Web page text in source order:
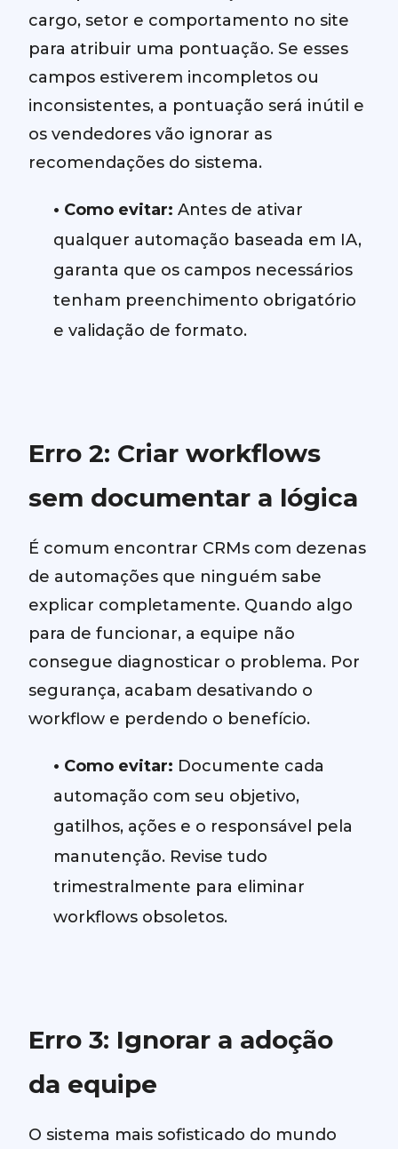
cargo, setor e comportamento no site
para atribuir uma pontuação. Se esses
campos estiverem incompletos ou
inconsistentes, a pontuação será inútil e
os vendedores vão ignorar as
recomendações do sistema.
• Como evitar: Antes de ativar
qualquer automação baseada em IA,
garanta que os campos necessários
tenham preenchimento obrigatório
e validação de formato.
Erro 2: Criar workflows
sem documentar a lógica
É comum encontrar CRMs com dezenas
de automações que ninguém sabe
explicar completamente. Quando algo
para de funcionar, a equipe não
consegue diagnosticar o problema. Por
segurança, acabam desativando o
workflow e perdendo o benefício.
• Como evitar: Documente cada
automação com seu objetivo,
gatilhos, ações e o responsável pela
manutenção. Revise tudo
trimestralmente para eliminar
workflows obsoletos.
Erro 3: Ignorar a adoção
da equipe
O sistema mais sofisticado do mundo